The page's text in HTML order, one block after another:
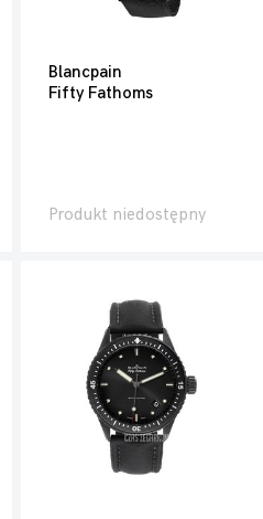
Blancpain
Fifty Fathoms
Produkt niedostępny